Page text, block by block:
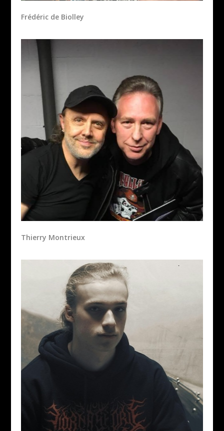
Frédéric de Biolley
Thierry Montrieux